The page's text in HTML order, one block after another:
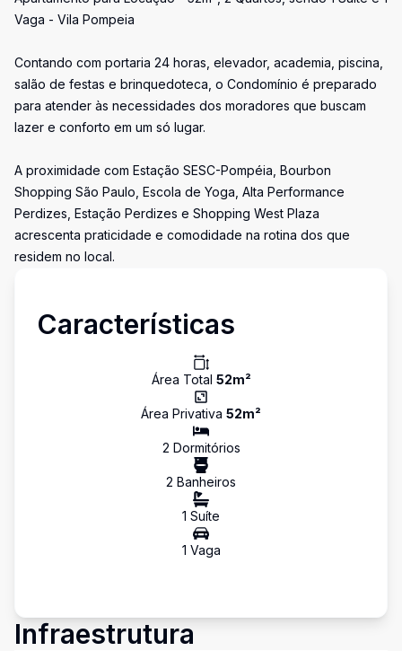
Vaga - Vila Pompeia
Contando com portaria 24 horas, elevador, academia, piscina,
salão de festas e brinquedoteca, o Condomínio é preparado
para atender às necessidades dos moradores que buscam
lazer e conforto em um só lugar.
A proximidade com Estação SESC-Pompéia, Bourbon
Shopping São Paulo, Escola de Yoga, Alta Performance
Perdizes, Estação Perdizes e Shopping West Plaza
acrescenta praticidade e comodidade na rotina dos que
residem no local.
Características
Área Total 52m²
Área Privativa 52m²
2 Dormitórios
2 Banheiros
1 Suíte
1 Vaga
Infraestrutura